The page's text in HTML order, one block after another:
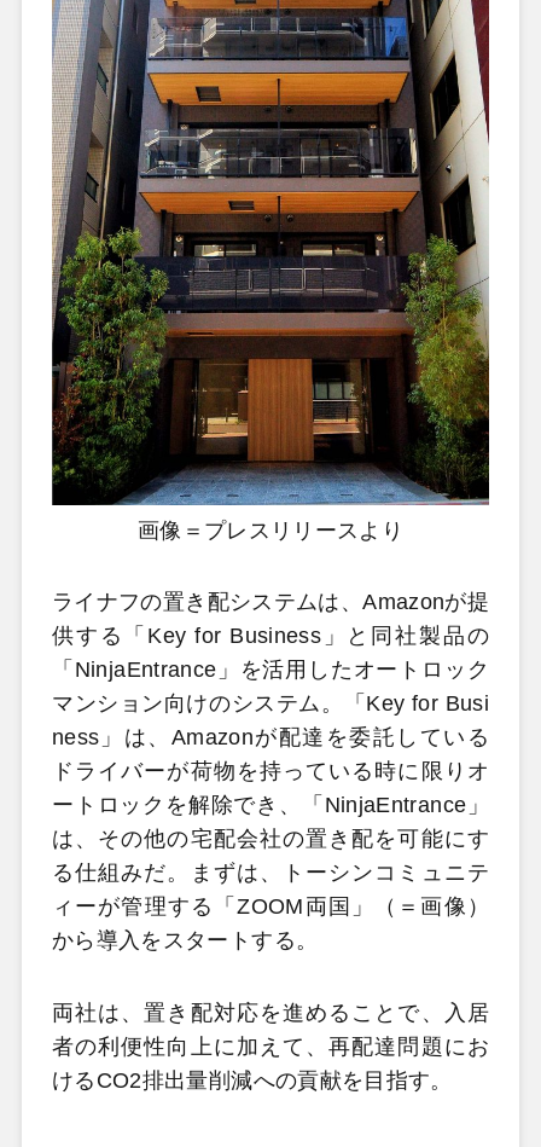
画像＝プレスリリースより
ライナフの置き配システムは、Amazonが提
供する「Key for Business」と同社製品の
「NinjaEntrance」を活用したオートロック
マンション向けのシステム。「Key for Busi
ness」は、Amazonが配達を委託している
ドライバーが荷物を持っている時に限りオ
ートロックを解除でき、「NinjaEntrance」
は、その他の宅配会社の置き配を可能にす
る仕組みだ。まずは、トーシンコミュニテ
ィーが管理する「ZOOM両国」（＝画像）
から導入をスタートする。
両社は、置き配対応を進めることで、入居
者の利便性向上に加えて、再配達問題にお
けるCO2排出量削減への貢献を目指す。